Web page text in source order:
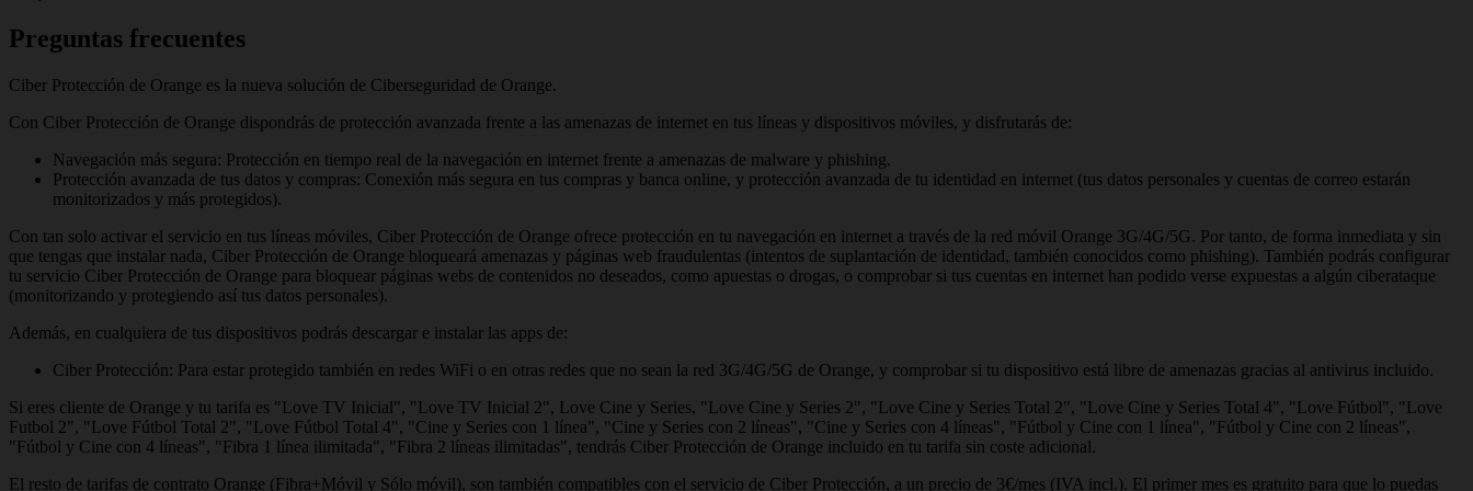
Preguntas frecuentes
Ciber Protección de Orange es la nueva solución de Ciberseguridad de Orange.
Con Ciber Protección de Orange dispondrás de protección avanzada frente a las amenazas de internet en tus líneas y dispositivos móviles, y disfrutarás de:
Navegación más segura: Protección en tiempo real de la navegación en internet frente a amenazas de malware y phishing.
Protección avanzada de tus datos y compras: Conexión más segura en tus compras y banca online, y protección avanzada de tu identidad en internet (tus datos personales y cuentas de correo estarán
monitorizados y más protegidos).
Con tan solo activar el servicio en tus líneas móviles, Ciber Protección de Orange ofrece protección en tu navegación en internet a través de la red móvil Orange 3G/4G/5G. Por tanto, de forma inmediata y sin
que tengas que instalar nada, Ciber Protección de Orange bloqueará amenazas y páginas web fraudulentas (intentos de suplantación de identidad, también conocidos como phishing). También podrás configurar
tu servicio Ciber Protección de Orange para bloquear páginas webs de contenidos no deseados, como apuestas o drogas, o comprobar si tus cuentas en internet han podido verse expuestas a algún ciberataque
(monitorizando y protegiendo así tus datos personales).
Además, en cualquiera de tus dispositivos podrás descargar e instalar las apps de:
Ciber Protección: Para estar protegido también en redes WiFi o en otras redes que no sean la red 3G/4G/5G de Orange, y comprobar si tu dispositivo está libre de amenazas gracias al antivirus incluido.
Si eres cliente de Orange y tu tarifa es "Love TV Inicial", "Love TV Inicial 2", Love Cine y Series, "Love Cine y Series 2", "Love Cine y Series Total 2", "Love Cine y Series Total 4", "Love Fútbol", "Love
Futbol 2", "Love Fútbol Total 2", "Love Fútbol Total 4", "Cine y Series con 1 línea", "Cine y Series con 2 líneas", "Cine y Series con 4 líneas", "Fútbol y Cine con 1 línea", "Fútbol y Cine con 2 líneas",
"Fútbol y Cine con 4 líneas", "Fibra 1 línea ilimitada", "Fibra 2 líneas ilimitadas", tendrás Ciber Protección de Orange incluido en tu tarifa sin coste adicional.
El resto de tarifas de contrato Orange (Fibra+Móvil y Sólo móvil), son también compatibles con el servicio de Ciber Protección, a un precio de 3€/mes (IVA incl.). El primer mes es gratuito para que lo puedas